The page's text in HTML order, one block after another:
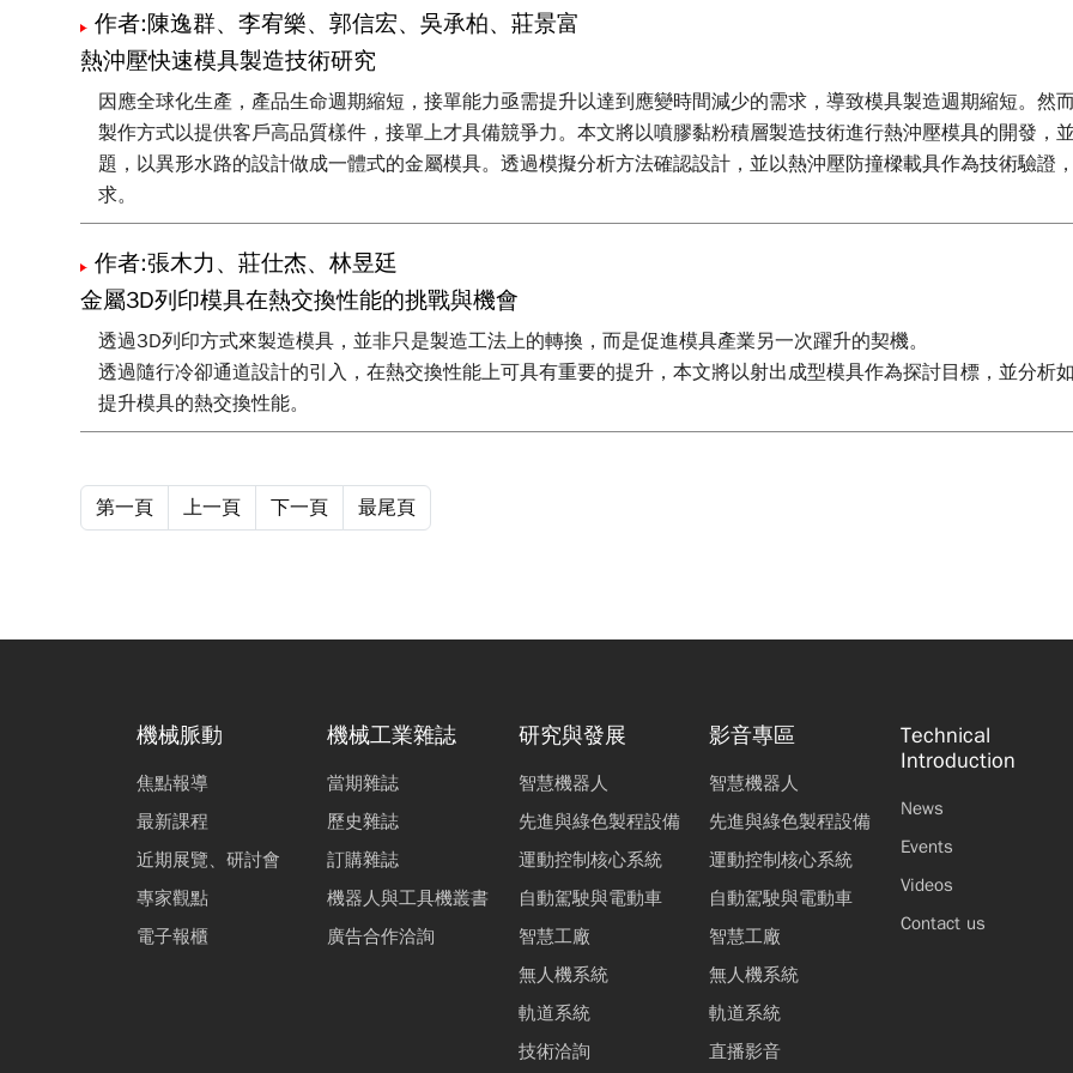
作者:陳逸群、李宥樂、郭信宏、吳承柏、莊景富
熱沖壓快速模具製造技術研究
因應全球化生產，產品生命週期縮短，接單能力亟需提升以達到應變時間減少的需求，導致模具製造週期縮短。然
製作方式以提供客戶高品質樣件，接單上才具備競爭力。本文將以噴膠黏粉積層製造技術進行熱沖壓模具的開發，
題，以異形水路的設計做成一體式的金屬模具。透過模擬分析方法確認設計，並以熱沖壓防撞樑載具作為技術驗證
求。
作者:張木力、莊仕杰、林昱廷
金屬3D列印模具在熱交換性能的挑戰與機會
透過3D列印方式來製造模具，並非只是製造工法上的轉換，而是促進模具產業另一次躍升的契機。
透過隨行冷卻通道設計的引入，在熱交換性能上可具有重要的提升，本文將以射出成型模具作為探討目標，並分析
提升模具的熱交換性能。
第一頁 上一頁 下一頁 最尾頁
機械脈動
焦點報導
最新課程
近期展覽、研討會
專家觀點
電子報櫃
機械工業雜誌
當期雜誌
歷史雜誌
訂購雜誌
機器人與工具機叢書
廣告合作洽詢
研究與發展
智慧機器人
先進與綠色製程設備
運動控制核心系統
自動駕駛與電動車
智慧工廠
無人機系統
軌道系統
技術洽詢
影音專區
智慧機器人
先進與綠色製程設備
運動控制核心系統
自動駕駛與電動車
智慧工廠
無人機系統
軌道系統
直播影音
Technical
Introduction
News
Events
Videos
Contact us